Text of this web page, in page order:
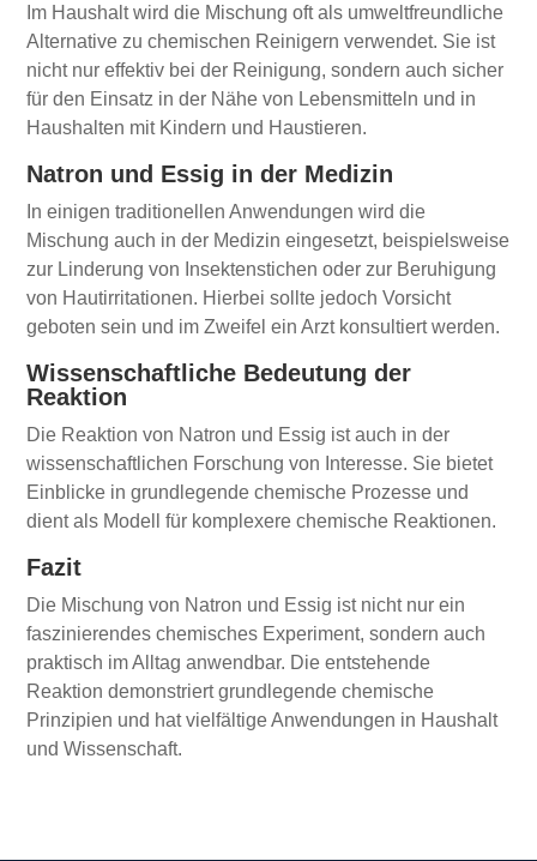
Im Haushalt wird die Mischung oft als umweltfreundliche
Alternative zu chemischen Reinigern verwendet. Sie ist
nicht nur effektiv bei der Reinigung, sondern auch sicher
für den Einsatz in der Nähe von Lebensmitteln und in
Haushalten mit Kindern und Haustieren.
Natron und Essig in der Medizin
In einigen traditionellen Anwendungen wird die
Mischung auch in der Medizin eingesetzt, beispielsweise
zur Linderung von Insektenstichen oder zur Beruhigung
von Hautirritationen. Hierbei sollte jedoch Vorsicht
geboten sein und im Zweifel ein Arzt konsultiert werden.
Wissenschaftliche Bedeutung der
Reaktion
Die Reaktion von Natron und Essig ist auch in der
wissenschaftlichen Forschung von Interesse. Sie bietet
Einblicke in grundlegende chemische Prozesse und
dient als Modell für komplexere chemische Reaktionen.
Fazit
Die Mischung von Natron und Essig ist nicht nur ein
faszinierendes chemisches Experiment, sondern auch
praktisch im Alltag anwendbar. Die entstehende
Reaktion demonstriert grundlegende chemische
Prinzipien und hat vielfältige Anwendungen in Haushalt
und Wissenschaft.